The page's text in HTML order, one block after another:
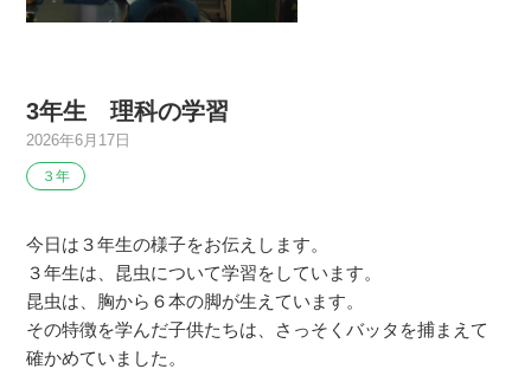
3年生 理科の学習
2026年6月17日
３年
今日は３年生の様子をお伝えします。
３年生は、昆虫について学習をしています。
昆虫は、胸から６本の脚が生えています。
その特徴を学んだ子供たちは、さっそくバッタを捕まえて
確かめていました。